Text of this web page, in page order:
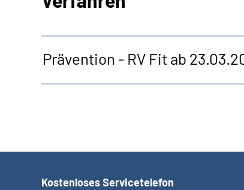
Prävention - RV Fit ab
Kostenloses Servicetelefon